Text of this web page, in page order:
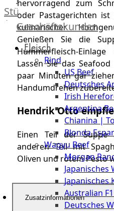
Stüttgen
|
Düsseldorf
The
Meat
Club
Geschäftskunden
Fleisch
Rind
US Beef
Deutsches
Irish
Argentina
Chianina |
Blonda
Wagyu Beef
Morgan
Japanisches
Japanisches
Australian
Deutsches
hervorragend zum
oder Pastagerichten
kulinarischer
Genießen Sie die
Hummerfleisch-
Lassen Sie das
paar Minuten gar
Handumdrehen
Hendrik Otto
Einen Teil der
anderen Teil mit
Oliven und rotem Pesto
Zusatzinformationen